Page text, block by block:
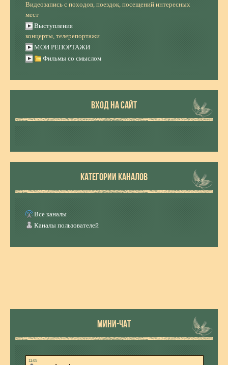
Видеозапись с походов, поездок, посещений интересных
мест
Выступления
концерты, телерепортажи
МОИ РЕПОРТАЖИ
Фильмы со смыслом
ВХОД НА САЙТ
КАТЕГОРИИ КАНАЛОВ
Все каналы
Каналы пользователей
МИНИ-ЧАТ